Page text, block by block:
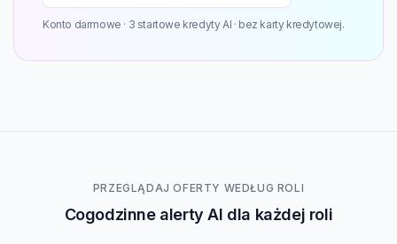
Konto darmowe · 3 startowe kredyty AI · bez karty kredytowej.
PRZEGLĄDAJ OFERTY WEDŁUG ROLI
Cogodzinne alerty AI dla każdej roli